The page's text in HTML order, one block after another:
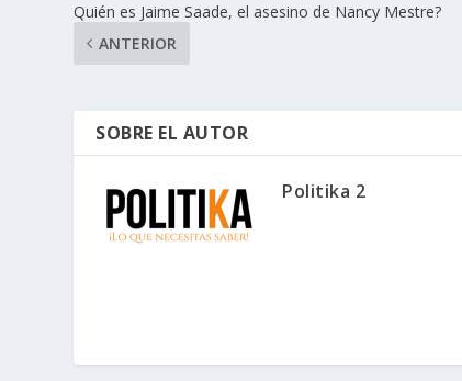
Quién es Jaime Saade, el asesino de Nancy Mestre?
ANTERIOR
SOBRE EL AUTOR
Politika 2